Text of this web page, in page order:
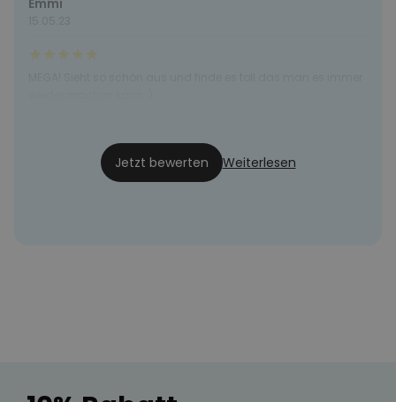
Emmi
Jetzt bewerten Weiterlesen